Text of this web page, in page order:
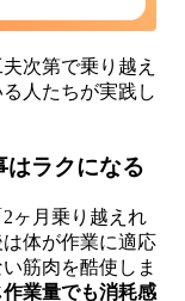
次第で乗り越え
人たちが実践し
はラクになる
ヶ月乗り越えれ
体が作業に適応
筋肉を酷使しま
作業量でも消耗感